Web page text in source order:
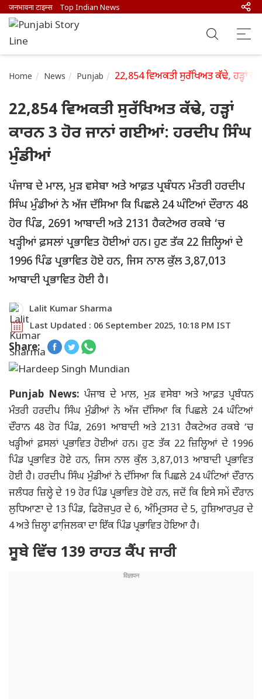
जनभावना टाइम्स Top Indian News
Home News Punjab 22,854 ਵਿਅਕਤੀ ਸੁਰੱਖਿਅਤ ਕੱਢੇ, ਹੜ੍ਹਾਂ
22,854 ਵਿਅਕਤੀ ਸੁਰੱਖਿਅਤ ਕੱਢੇ, ਹੜ੍ਹਾਂ
ਕਾਰਨ 3 ਹੋਰ ਜਾਨਾਂ ਗਈਆਂ: ਹਰਦੀਪ ਸਿੰਘ
ਮੁੰਡੀਆਂ
ਪੰਜਾਬ ਦੇ ਮਾਲ, ਮੁੜ ਵਸੇਬਾ ਅਤੇ ਆਫ਼ਤ ਪ੍ਰਬੰਧਨ ਮੰਤਰੀ ਹਰਦੀਪ
ਸਿੰਘ ਮੁੰਡੀਆਂ ਨੇ ਅੱਜ ਦੱਸਿਆ ਕਿ ਪਿਛਲੇ 24 ਘੰਟਿਆਂ ਦੌਰਾਨ 48
ਹੋਰ ਪਿੰਡ, 2691 ਆਬਾਦੀ ਅਤੇ 2131 ਹੈਕਟੇਅਰ ਰਕਬੇ ‘ਚ
ਖੜ੍ਹੀਆਂ ਫ਼ਸਲਾਂ ਪ੍ਰਭਾਵਿਤ ਹੋਈਆਂ ਹਨ। ਹੁਣ ਤੱਕ 22 ਜ਼ਿਲ੍ਹਿਆਂ ਦੇ
1996 ਪਿੰਡ ਪ੍ਰਭਾਵਿਤ ਹੋਏ ਹਨ, ਜਿਸ ਨਾਲ ਕੁੱਲ 3,87,013
ਆਬਾਦੀ ਪ੍ਰਭਾਵਿਤ ਹੋਈ ਹੈ।
Lalit Kumar Sharma
Last Updated : 06 September 2025, 10:18 PM IST
Share:
Punjab News: ਪੰਜਾਬ ਦੇ ਮਾਲ, ਮੁੜ ਵਸੇਬਾ ਅਤੇ ਆਫ਼ਤ ਪ੍ਰਬੰਧਨ
ਮੰਤਰੀ ਹਰਦੀਪ ਸਿੰਘ ਮੁੰਡੀਆਂ ਨੇ ਅੱਜ ਦੱਸਿਆ ਕਿ ਪਿਛਲੇ 24 ਘੰਟਿਆਂ
ਦੌਰਾਨ 48 ਹੋਰ ਪਿੰਡ, 2691 ਆਬਾਦੀ ਅਤੇ 2131 ਹੈਕਟੇਅਰ ਰਕਬੇ ‘ਚ
ਖੜ੍ਹੀਆਂ ਫ਼ਸਲਾਂ ਪ੍ਰਭਾਵਿਤ ਹੋਈਆਂ ਹਨ। ਹੁਣ ਤੱਕ 22 ਜ਼ਿਲ੍ਹਿਆਂ ਦੇ 1996
ਪਿੰਡ ਪ੍ਰਭਾਵਿਤ ਹੋਏ ਹਨ, ਜਿਸ ਨਾਲ ਕੁੱਲ 3,87,013 ਆਬਾਦੀ ਪ੍ਰਭਾਵਿਤ
ਹੋਈ ਹੈ। ਹਰਦੀਪ ਸਿੰਘ ਮੁੰਡੀਆਂ ਨੇ ਦੱਸਿਆ ਕਿ ਪਿਛਲੇ 24 ਘੰਟਿਆਂ ਦੌਰਾਨ
ਜਲੰਧਰ ਜ਼ਿਲ੍ਹੇ ਦੇ 19 ਹੋਰ ਪਿੰਡ ਪ੍ਰਭਾਵਿਤ ਹੋਏ ਹਨ, ਜਦੋਂ ਕਿ ਇਸੇ ਸਮੇਂ ਦੌਰਾਨ
ਲੁਧਿਆਣਾ ਦੇ 13 ਪਿੰਡ, ਫਿਰੋਜ਼ਪੁਰ ਦੇ 6, ਅੰਮ੍ਰਿਤਸਰ ਦੇ 5, ਹੁਸ਼ਿਆਰਪੁਰ ਦੇ
4 ਅਤੇ ਜ਼ਿਲ੍ਹਾ ਫਾਜਿ਼ਲਕਾ ਦਾ ਇੱਕ ਪਿੰਡ ਪ੍ਰਭਾਵਿਤ ਹੋਇਆ ਹੈ।
ਸੂਬੇ ਵਿੱਚ 139 ਰਾਹਤ ਕੈਂਪ ਜਾਰੀ